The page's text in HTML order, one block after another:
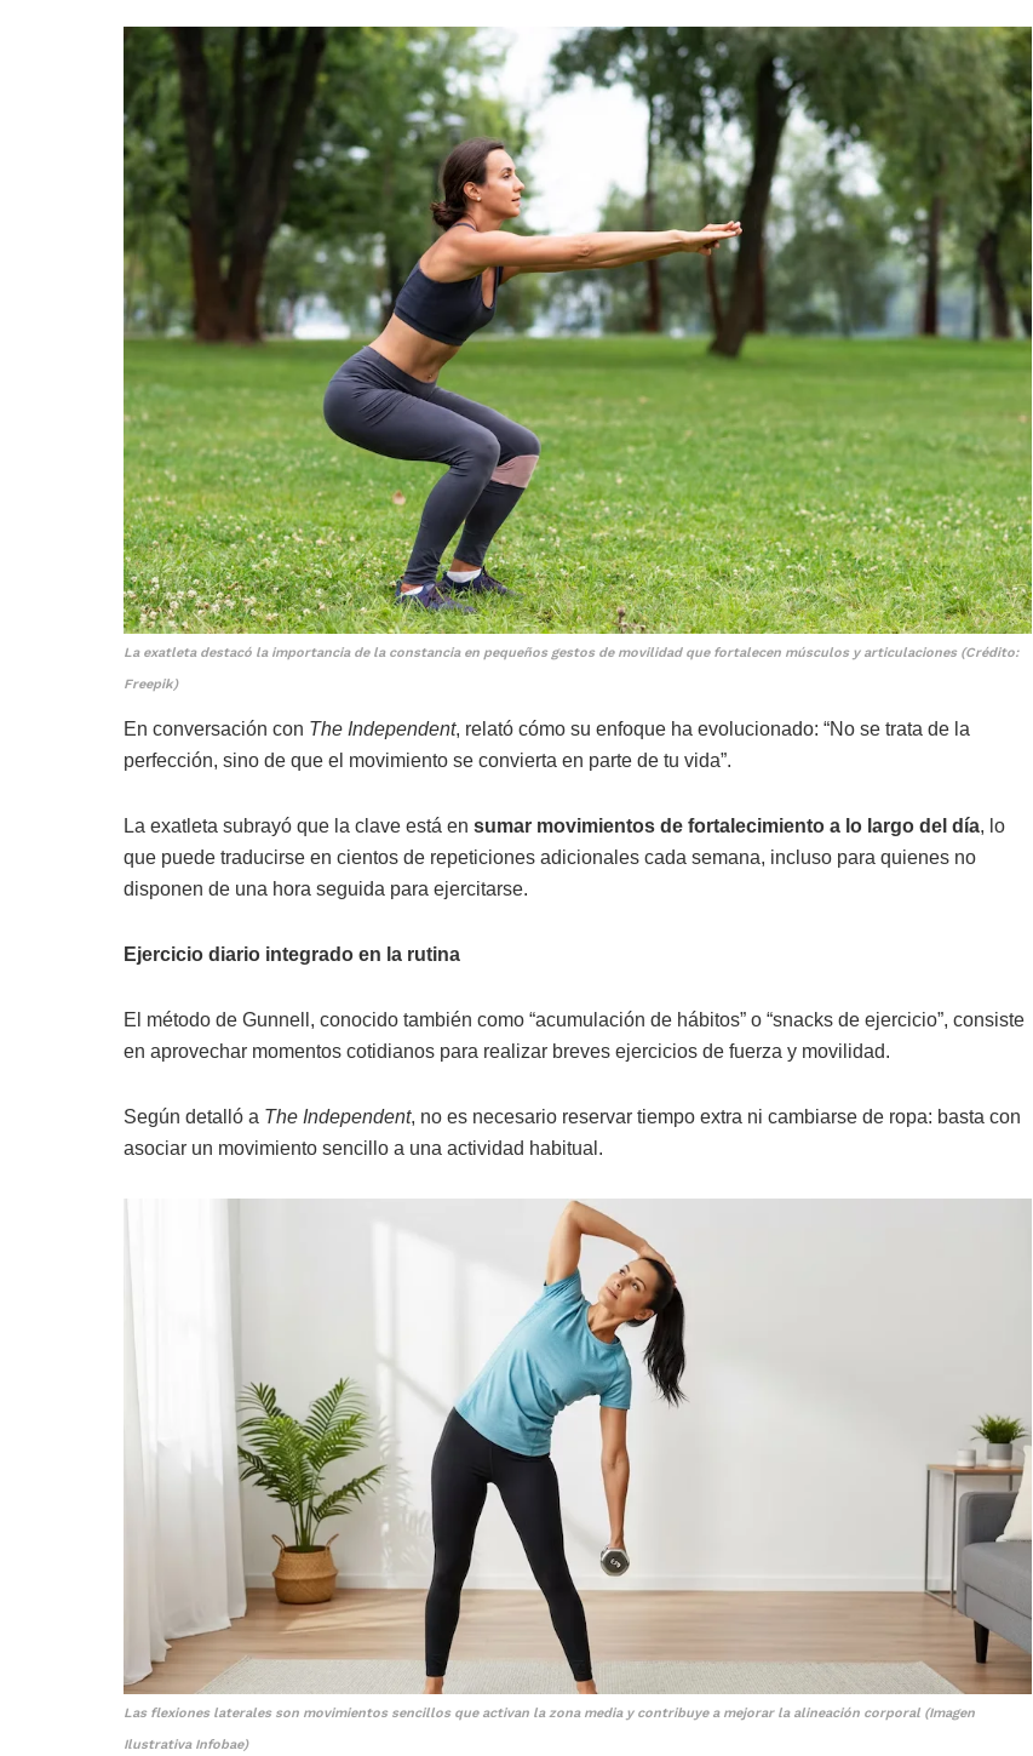
La exatleta destacó la importancia de la constancia en pequeños gestos de movilidad que fortalecen músculos y articulaciones (Crédito:
Freepik)
En conversación con The Independent, relató cómo su enfoque ha evolucionado: “No se trata de la
perfección, sino de que el movimiento se convierta en parte de tu vida”.
La exatleta subrayó que la clave está en sumar movimientos de fortalecimiento a lo largo del día, lo
que puede traducirse en cientos de repeticiones adicionales cada semana, incluso para quienes no
disponen de una hora seguida para ejercitarse.
Ejercicio diario integrado en la rutina
El método de Gunnell, conocido también como “acumulación de hábitos” o “snacks de ejercicio”, consiste
en aprovechar momentos cotidianos para realizar breves ejercicios de fuerza y movilidad.
Según detalló a The Independent, no es necesario reservar tiempo extra ni cambiarse de ropa: basta con
asociar un movimiento sencillo a una actividad habitual.
Las flexiones laterales son movimientos sencillos que activan la zona media y contribuye a mejorar la alineación corporal (Imagen
Ilustrativa Infobae)